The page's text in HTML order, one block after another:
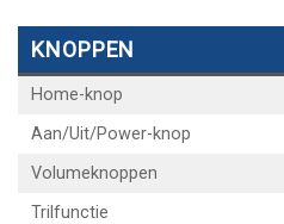
KNOPPEN
Home-knop
Aan/Uit/Power-knop
Volumeknoppen
Trilfunctie